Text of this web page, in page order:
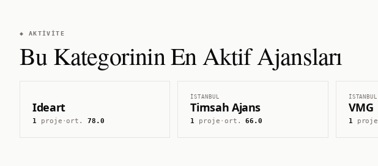
◆ AKTIVITE
Bu Kategorinin En Aktif Ajansları
Ideart
1proje ·ort.78.0
İSTANBUL
Timsah Ajans
1 proje · ort.66.0
İSTANBUL
VMG
1proje